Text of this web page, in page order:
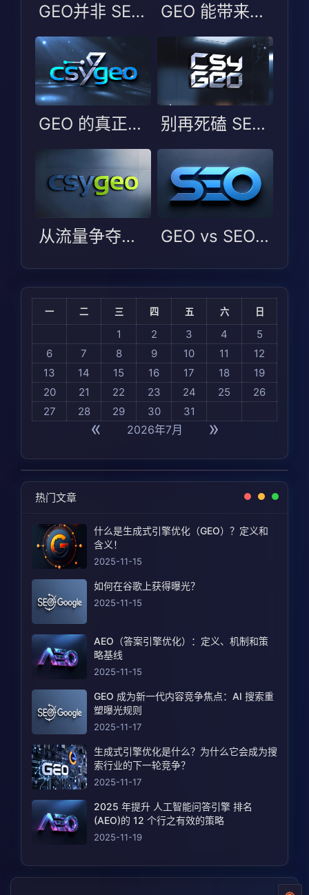
GEO并非 SEO 升级版：AI 时代中小企业的 GEO 认知与落地指南 GEO 能带来什么？这 3 个好处 SEO 做不到
GEO 的真正优势：不是流量，而是“答案位” 别再死磕 SEO 了！GEO 才是生成式时代的流量密码
从流量争夺到信任构建：生成式搜索时代 GEO 与 SEO 的范式分野与协同进化 GEO vs SEO：生成式时代，引擎优化的核心变化到底在哪？
« 2026年7月 »
一 二 三 四 五 六 日
1 2 3 4
5
6
7 8 9 10 11
12
13
14 15 16 17 18
19
20
21 22 23 24 25
26
27
28 29 30 31
热门文章
什么是生成式引擎优化（GEO）？定义和
含义！
2025-11-15
如何在谷歌上获得曝光？
2025-11-15
AEO（答案引擎优化）：定义、机制和策
略基线
2025-11-15
GEO 成为新一代内容竞争焦点：AI 搜索重
塑曝光规则
2025-11-17
生成式引擎优化是什么？为什么它会成为搜
索行业的下一轮竞争？
2025-11-17
2025 年提升 人工智能问答引擎 排名
(AEO)的 12 个行之有效的策略
2025-11-19